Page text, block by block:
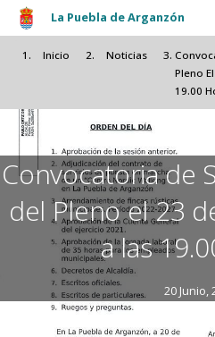
Pasar al
La Puebla de Arganzón
Inicio Noticias
Pleno
19.00
Convocatoria de
del Pleno el 23
a las
20 Junio,